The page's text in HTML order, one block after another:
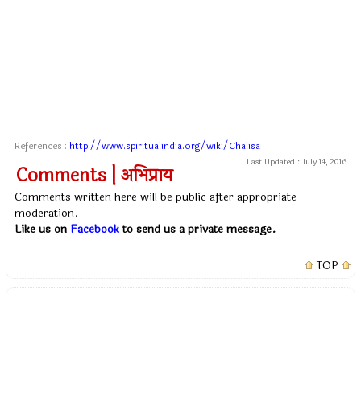
References : http://www.spiritualindia.org/wiki/Chalisa
Last Updated : July 14, 2016
Comments | अभिप्राय
Comments written here will be public after appropriate
moderation.
Like us on Facebookto send us a private message.
TOP